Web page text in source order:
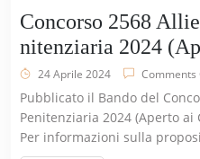
Concorso 2568
nitenziaria 2024
24 Aprile 2024 Comments
Pubblicato il Bando del
Penitenziaria 2024 (Aperto ai
Per informazioni sulla